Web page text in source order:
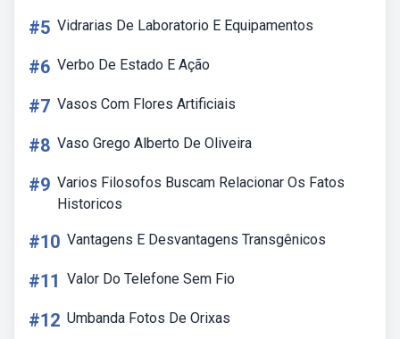
#5 Vidrarias De Laboratorio E Equipamentos
#6 Verbo De Estado E Ação
#7 Vasos Com Flores Artificiais
#8 Vaso Grego Alberto De Oliveira
#9 Varios Filosofos Buscam Relacionar Os Fatos
Historicos
#10 Vantagens E Desvantagens Transgênicos
#11 Valor Do Telefone Sem Fio
#12 Umbanda Fotos De Orixas